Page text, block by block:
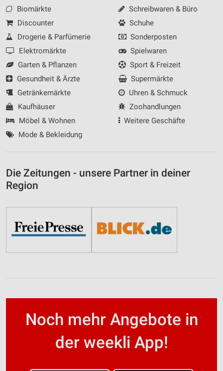
Biomärkte
Discounter
Drogerie & Parfümerie
Elektromärkte
Garten & Pflanzen
Gesundheit & Ärzte
Getränkemärkte
Kaufhäuser
Möbel & Wohnen
Mode & Bekleidung
Schreibwaren & Büro
Schuhe
Sonderposten
Spielwaren
Sport & Freizeit
Supermärkte
Uhren & Schmuck
Zoohandlungen
Weitere Geschäfte
Die Zeitungen - unsere Partner in deiner
Region
Noch mehr Angebote in
der weekli App!